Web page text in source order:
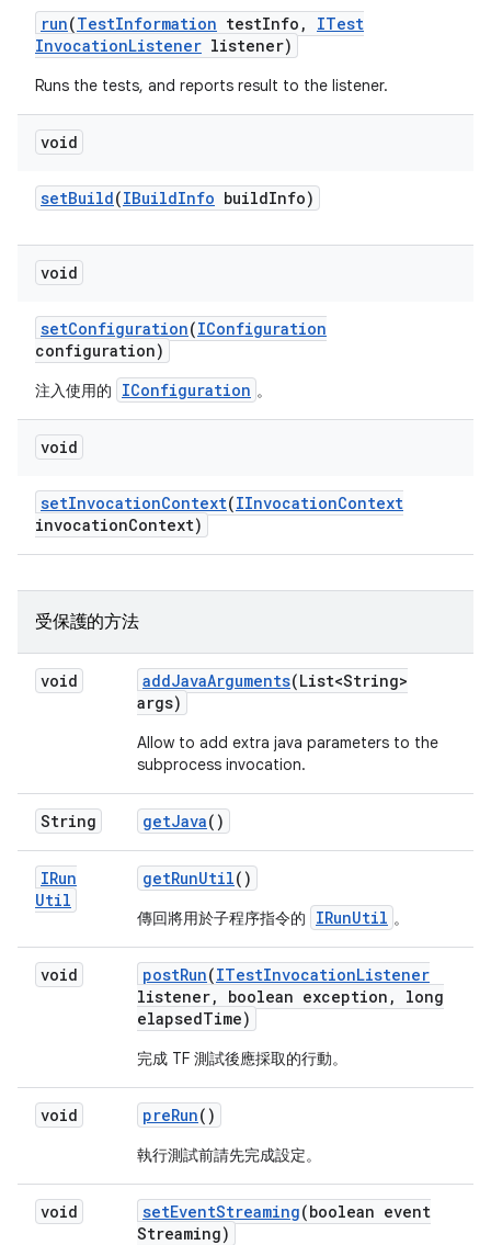
run(TestInformation testInfo ,
ITest
InvocationListener listener)
Runs the tests, and reports result to the listener.
void
setBuild(IBuildInfo buildInfo)
void
setConfiguration(IConfiguration
configuration)
注入使用的 IConfiguration 。
void
setInvocationContext(IInvocationContext
invocationContext)
受保護的方法
void addJavaArguments(List<String>
args)
Allow to add extra java parameters to the
subprocess invocation.
String getJava()
IRun
Util
getRunUtil()
傳回將用於子程序指令的 IRunUtil 。
void postRun(ITestInvocationListener
listener, boolean exception ,
long
elapsedTime)
完成 TF 測試後應採取的行動。
void preRun()
執行測試前請先完成設定。
void setEventStreaming(boolean event
Streaming)